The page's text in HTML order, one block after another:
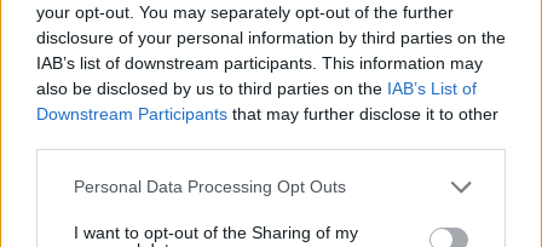
your opt-out. You may separately opt-out of the further
disclosure of your personal information by third parties on the
IAB’s list of downstream participants. This information may
also be disclosed by us to third parties on the IAB’s List of
Downstream Participants that may further disclose it to other
Please note that this website/app uses one or more Google
not limited to your visit or usage behaviour. You may click to
Personal Data Processing Opt Outs
I want to opt-out of the Sharing of my
* Υποχρεωτικά πεδία
ΡΟΗ ΕΙΔΗΣΕΩΝ
Ειδήσεις Δημοφιλή Σχολιασμένα